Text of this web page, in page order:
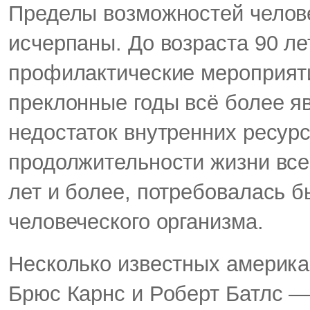
Пределы возможностей
исчерпаны. До возраста 90
профилактические
преклонные годы всё более
недостаток внутренних
продолжительности жизни
лет и более, потребовалась
человеческого организма.
Несколько известных
Брюс Карнс и Роберт Батлс